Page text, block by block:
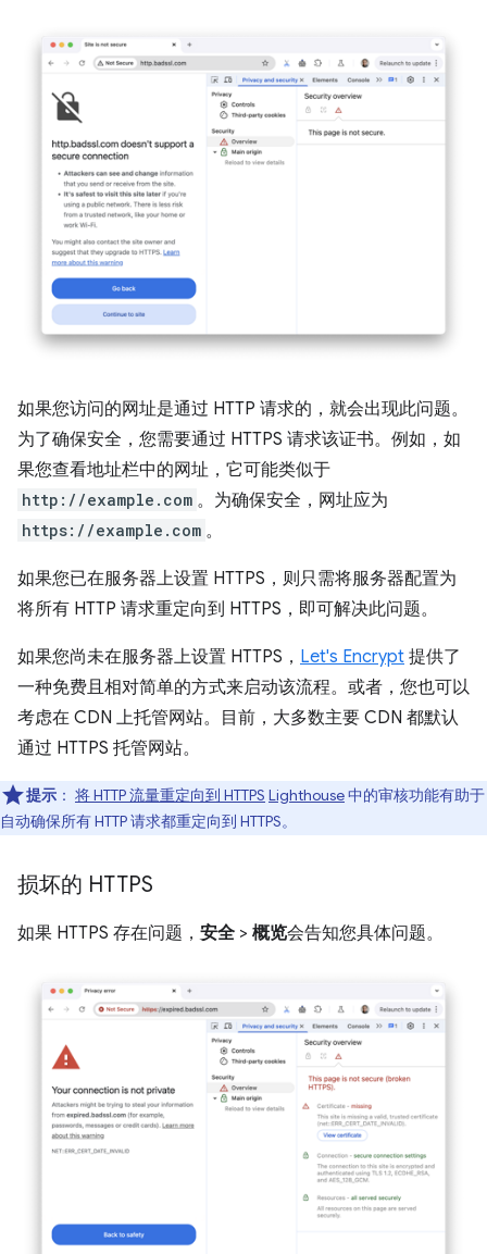
如果您访问的网址是通过 HTTP 请求的，就会出现此问题。
为了确保安全，您需要通过 HTTPS 请求该证书。例如，如
果您查看地址栏中的网址，它可能类似于
http://example.com 。为确保安全，网址应为
https://example.com 。
如果您已在服务器上设置 HTTPS，则只需将服务器配置为
将所有 HTTP 请求重定向到 HTTPS，即可解决此问题。
如果您尚未在服务器上设置 HTTPS， Let's Encrypt 提供了
一种免费且相对简单的方式来启动该流程。或者，您也可以
考虑在 CDN 上托管网站。目前，大多数主要 CDN 都默认
通过 HTTPS 托管网站。
提示 ： 将 HTTP 流量重定向到 HTTPS Lighthouse中的审核功能有助于
自动确保所有 HTTP 请求都重定向到 HTTPS。
损坏的 HTTPS
如果 HTTPS 存在问题，安全 > 概览会告知您具体问题。